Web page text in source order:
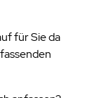
für Sie da